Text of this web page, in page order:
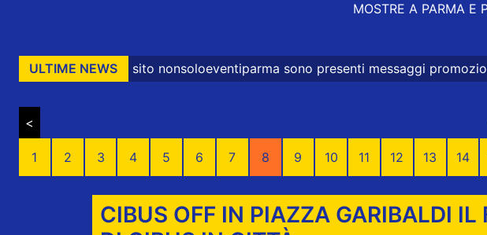
MOSTRE A PARMA E
ULTIME NEWS
sito nonsoloeventiparma sono presenti messaggi promozionali e commerciali
<
1 2 3 4 5 6 7 8 9 10 11 12 13 14
CIBUS OFF IN PIAZZA GARIBALDI IL